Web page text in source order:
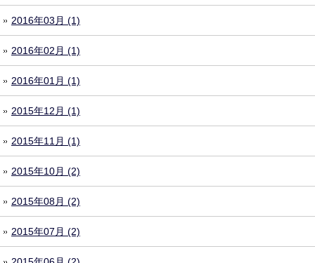
2016年03月 (1)
2016年02月 (1)
2016年01月 (1)
2015年12月 (1)
2015年11月 (1)
2015年10月 (2)
2015年08月 (2)
2015年07月 (2)